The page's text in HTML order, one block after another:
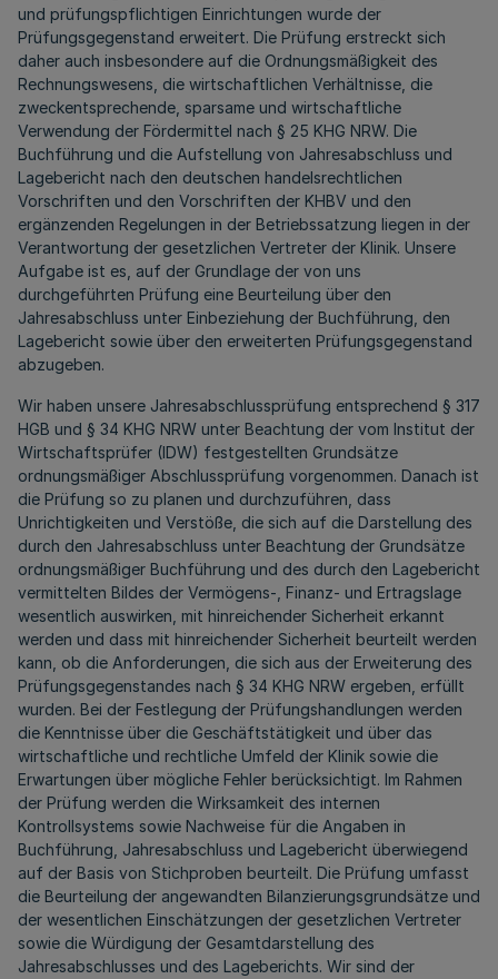
und prüfungspflichtigen Einrichtungen wurde der
Prüfungsgegenstand erweitert. Die Prüfung erstreckt sich
daher auch insbesondere auf die Ordnungsmäßigkeit des
Rechnungswesens, die wirtschaftlichen Verhältnisse, die
zweckentsprechende, sparsame und wirtschaftliche
Verwendung der Fördermittel nach § 25 KHG NRW. Die
Buchführung und die Aufstellung von Jahresabschluss und
Lagebericht nach den deutschen handelsrechtlichen
Vorschriften und den Vorschriften der KHBV und den
ergänzenden Regelungen in der Betriebssatzung liegen in der
Verantwortung der gesetzlichen Vertreter der Klinik. Unsere
Aufgabe ist es, auf der Grundlage der von uns
durchgeführten Prüfung eine Beurteilung über den
Jahresabschluss unter Einbeziehung der Buchführung, den
Lagebericht sowie über den erweiterten Prüfungsgegenstand
abzugeben.
Wir haben unsere Jahresabschlussprüfung entsprechend § 317
HGB und § 34 KHG NRW unter Beachtung der vom Institut der
Wirtschaftsprüfer (IDW) festgestellten Grundsätze
ordnungsmäßiger Abschlussprüfung vorgenommen. Danach ist
die Prüfung so zu planen und durchzuführen, dass
Unrichtigkeiten und Verstöße, die sich auf die Darstellung des
durch den Jahresabschluss unter Beachtung der Grundsätze
ordnungsmäßiger Buchführung und des durch den Lagebericht
vermittelten Bildes der Vermögens-, Finanz- und Ertragslage
wesentlich auswirken, mit hinreichender Sicherheit erkannt
werden und dass mit hinreichender Sicherheit beurteilt werden
kann, ob die Anforderungen, die sich aus der Erweiterung des
Prüfungsgegenstandes nach § 34 KHG NRW ergeben, erfüllt
wurden. Bei der Festlegung der Prüfungshandlungen werden
die Kenntnisse über die Geschäftstätigkeit und über das
wirtschaftliche und rechtliche Umfeld der Klinik sowie die
Erwartungen über mögliche Fehler berücksichtigt. Im Rahmen
der Prüfung werden die Wirksamkeit des internen
Kontrollsystems sowie Nachweise für die Angaben in
Buchführung, Jahresabschluss und Lagebericht überwiegend
auf der Basis von Stichproben beurteilt. Die Prüfung umfasst
die Beurteilung der angewandten Bilanzierungsgrundsätze und
der wesentlichen Einschätzungen der gesetzlichen Vertreter
sowie die Würdigung der Gesamtdarstellung des
Jahresabschlusses und des Lageberichts. Wir sind der